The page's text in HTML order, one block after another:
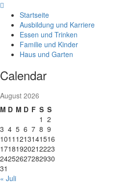
Skip
content
Startseite
Ausbildung und Karriere
Essen und Trinken
Familie und Kinder
Haus und Garten
Calendar
August 2026
M D M D F S S
1 2
3 4 5 6 7 8 9
1011 1213141516
17181920212223
24252627282930
31
« Juli